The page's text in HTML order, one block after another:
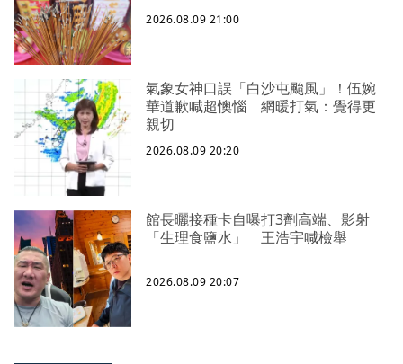
2026.08.09 21:00
氣象女神口誤「白沙屯颱風」！伍婉
華道歉喊超懊惱 網暖打氣：覺得更
親切
2026.08.09 20:20
館長曬接種卡自曝打3劑高端、影射
「生理食鹽水」 王浩宇喊檢舉
2026.08.09 20:07